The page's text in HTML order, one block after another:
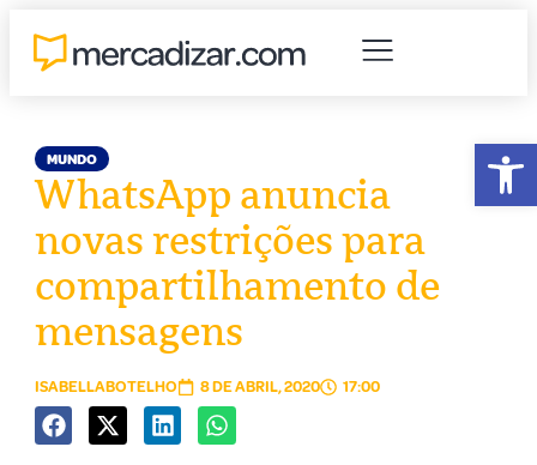
MUNDO
WhatsApp anuncia
novas restrições para
compartilhamento de
mensagens
ISABELLABOTELHO 8 DE ABRIL, 2020 17:00